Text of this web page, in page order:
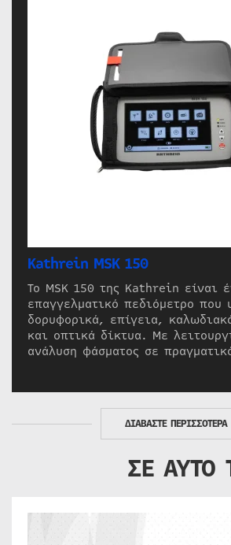
Kathrein MSK 150
Το MSK 150 της Kathrein είναι
επαγγελματικό πεδιόμετρο που
δορυφορικά, επίγεια,
και οπτικά δίκτυα. Με
ανάλυση φάσματος σε
ΔΙΑΒΑΣΤΕ ΠΕΡΙΣΣΟΤΕΡΑ
ΣΕ ΑΥΤΟ